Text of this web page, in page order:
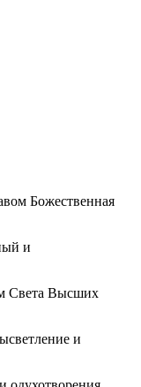
Божественная
и
Света Высших
и